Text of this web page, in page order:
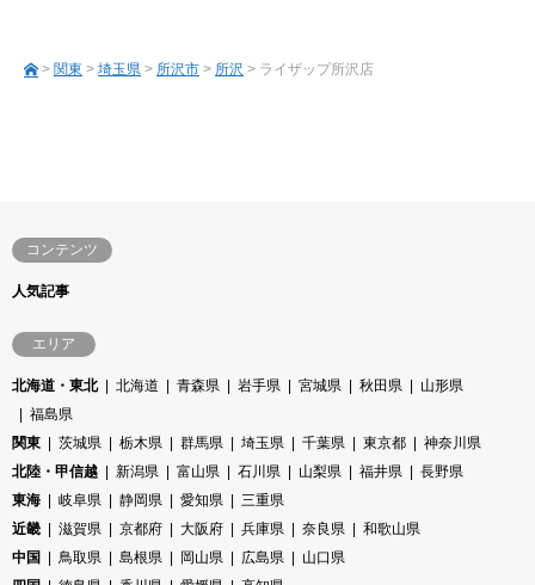
> 関東 > 埼玉県 > 所沢市 > 所沢 > ライザップ所沢店
コンテンツ
人気記事
エリア
北海道・東北 北海道 青森県 岩手県 宮城県 秋田県
山形県
福島県
関東
茨城県 栃木県 群馬県 埼玉県 千葉県 東京都
神奈川県
北陸・甲信越
新潟県 富山県 石川県 山梨県 福井県
長野県
東海
岐阜県 静岡県 愛知県
三重県
近畿
滋賀県 京都府 大阪府 兵庫県 奈良県
和歌山県
中国
鳥取県 島根県 岡山県 広島県
山口県